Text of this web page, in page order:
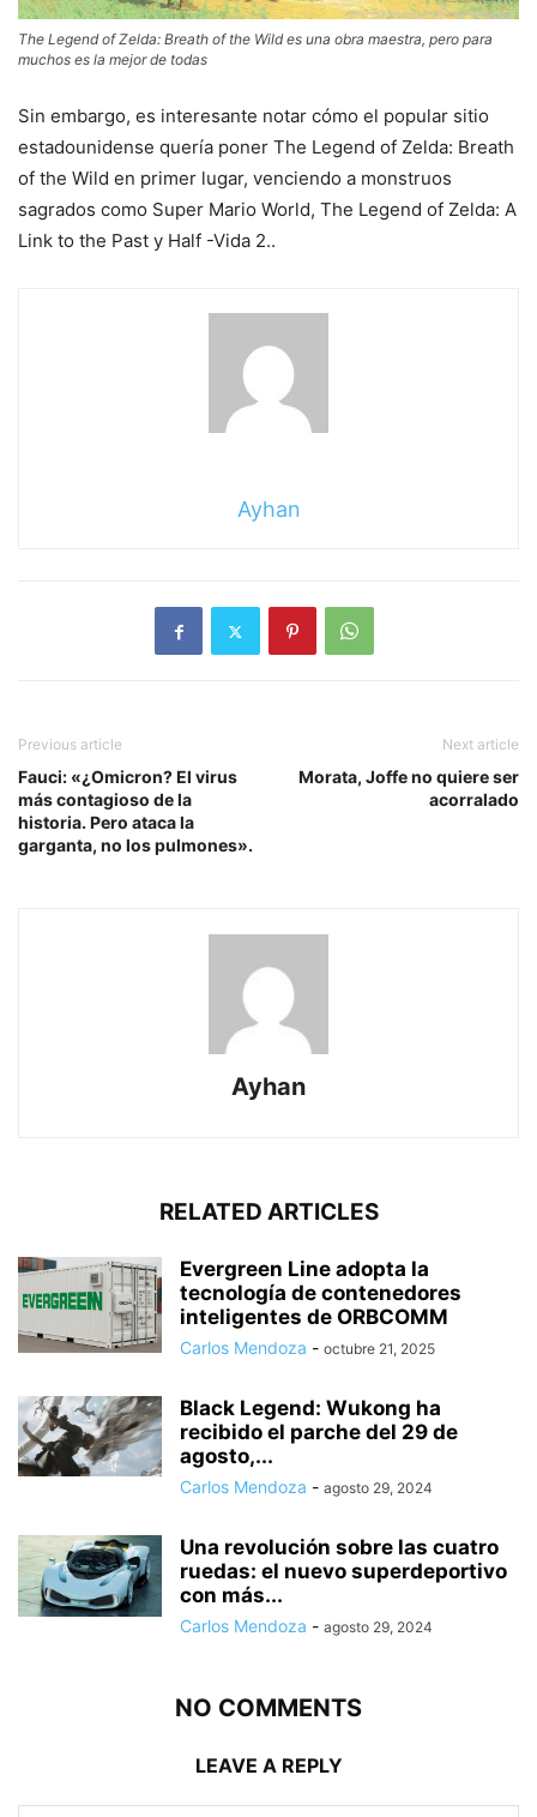
The Legend of Zelda: Breath of the Wild es una obra maestra, pero para
muchos es la mejor de todas
Sin embargo, es interesante notar cómo el popular sitio
estadounidense quería poner The Legend of Zelda: Breath
of the Wild en primer lugar, venciendo a monstruos
sagrados como Super Mario World, The Legend of Zelda: A
Link to the Past y Half -Vida 2..
Ayhan
Previous article
Fauci: «¿Omicron? El virus
más contagioso de la
historia. Pero ataca la
garganta, no los pulmones».
Next article
Morata, Joffe no quiere ser
acorralado
Ayhan
RELATED ARTICLES
Evergreen Line adopta la
tecnología de contenedores
inteligentes de ORBCOMM
Carlos Mendoza - octubre 21, 2025
Black Legend: Wukong ha
recibido el parche del 29 de
agosto,...
Carlos Mendoza - agosto 29, 2024
Una revolución sobre las cuatro
ruedas: el nuevo superdeportivo
con más...
Carlos Mendoza - agosto 29, 2024
NO COMMENTS
LEAVE A REPLY